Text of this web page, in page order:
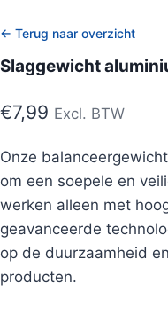
← Terug naar overzicht
Slaggewicht
€7,99 Excl. BTW
Onze
om een soepele en
werken alleen met
geavanceerde
op de duurzaamheid
producten.